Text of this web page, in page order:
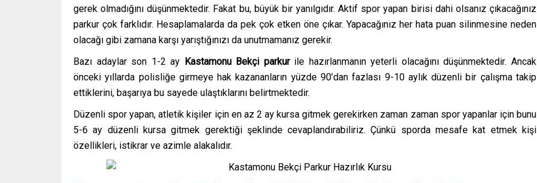
gerek olmadığını düşünmektedir. Fakat bu, büyük bir yanılgıdır. Aktif spor yapan birisi dahi olsanız çıkacağınız
parkur çok farklıdır. Hesaplamalarda da pek çok etken öne çıkar. Yapacağınız her hata puan silinmesine neden
olacağı gibi zamana karşı yarıştığınızı da unutmamanız gerekir.
Bazı adaylar son 1-2 ay Kastamonu Bekçi parkur ile hazırlanmanın yeterli olacağını düşünmektedir. Ancak
önceki yıllarda polisliğe girmeye hak kazananların yüzde 90’dan fazlası 9-10 aylık düzenli bir çalışma takip
ettiklerini, başarıya bu sayede ulaştıklarını belirtmektedir.
Düzenli spor yapan, atletik kişiler için en az 2 ay kursa gitmek gerekirken zaman zaman spor yapanlar için bunu
5-6 ay düzenli kursa gitmek gerektiği şeklinde cevaplandırabiliriz. Çünkü sporda mesafe kat etmek kişi
özellikleri, istikrar ve azimle alakalıdır.